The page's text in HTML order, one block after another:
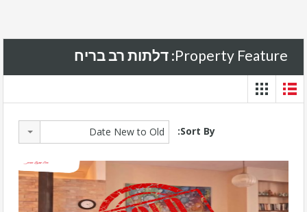
Property Feature: דלתות רב בריח
Sort By:
Date New to Old